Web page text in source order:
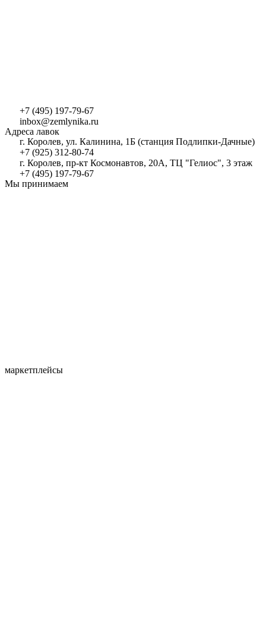
+7 (495) 197-79-67
inbox@zemlynika.ru
Адреса лавок
г. Королев, ул. Калинина, 1Б (станция Подлипки-Дачные)
+7 (925) 312-80-74
г. Королев, пр-кт Космонавтов, 20А, ТЦ "Гелиос", 3 этаж
+7 (495) 197-79-67
Мы принимаем
маркетплейсы